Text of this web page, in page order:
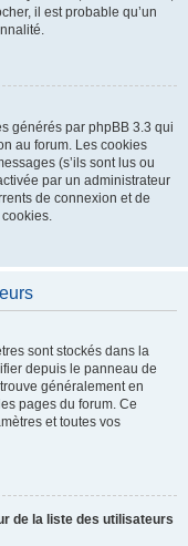
il est probable qu’un
générés par phpBB 3.3 qui
au forum. Les cookies
(s’ils sont lus ou
par un administrateur
de connexion et de
sont stockés dans la
depuis le panneau de
généralement en
pages du forum. Ce
et toutes vos
de la liste des utilisateurs